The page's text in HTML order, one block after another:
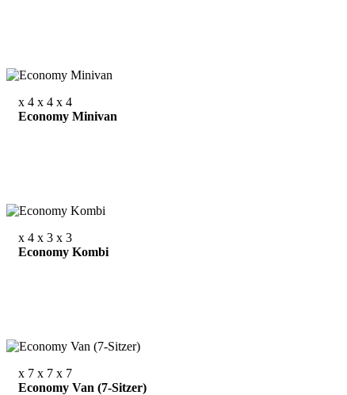
x 4 x 4 x 4
Economy Minivan
x 4 x 3 x 3
Economy Kombi
x 7 x 7 x 7
Economy Van (7-Sitzer)